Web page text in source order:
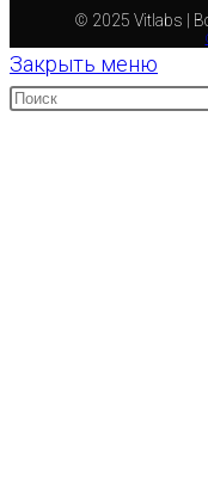
© 2025 Vitlabs |
Закрыть меню